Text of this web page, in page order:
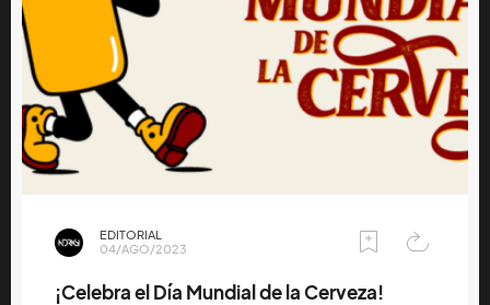
EDITORIAL
04/AGO/2023
¡Celebra el Día Mundial de la Cerveza!